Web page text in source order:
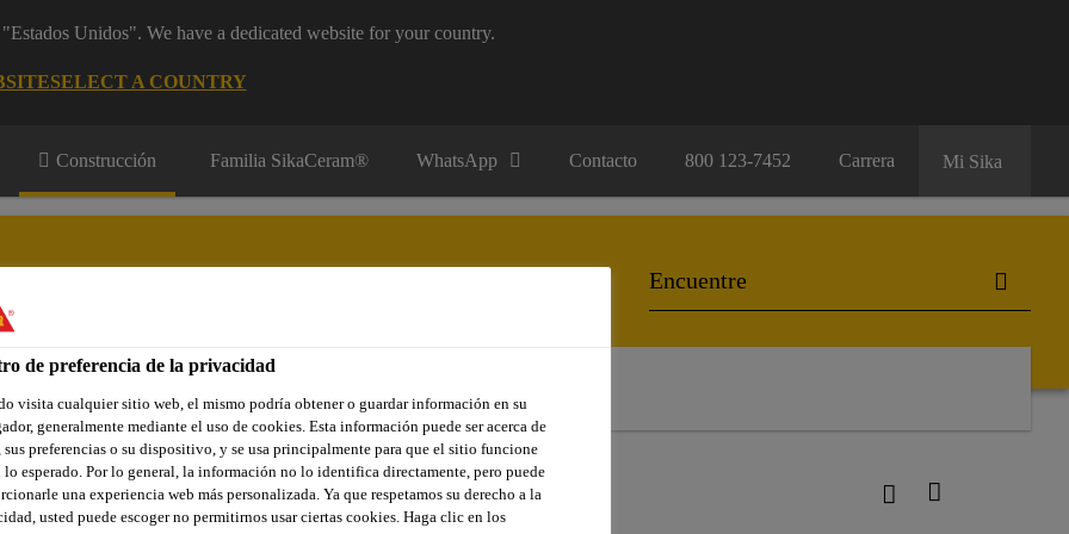
Unidos". We have a dedicated website for your country.
SELECT A COUNTRY
Construcción Familia SikaCeram® WhatsApp Contacto 800 123-7452 Carrera Mi Sika
superficiales Sikafloor®-200 MetalTop Cor (MX)
de preferencia de la privacidad
visita cualquier sitio web, el mismo podría obtener o guardar información en su
generalmente mediante el uso de cookies. Esta información puede ser acerca de
sus preferencias o su dispositivo, y se usa principalmente para que el sitio funcione
lo esperado. Por lo general, la información no lo identifica directamente, pero puede
una experiencia web más personalizada. Ya que respetamos su derecho a la
usted puede escoger no permitirnos usar ciertas cookies. Haga clic en los